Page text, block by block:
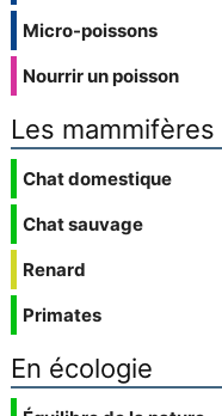
Micro-poissons
Nourrir un poisson
Les mammifères
Chat domestique
Chat sauvage
Renard
Primates
En écologie